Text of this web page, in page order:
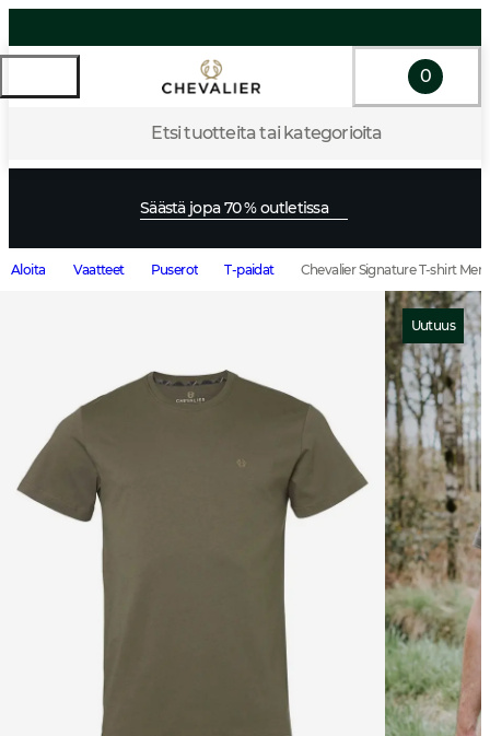
Etsi tuotteita tai kategorioita
0
Säästä jopa 70 % outletissa
Aloita Vaatteet Puserot T-paidat Chevalier Signature T-shirt Men
Uutuus